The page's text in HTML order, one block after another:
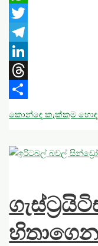
WhatsApp
Twitter
Telegram
LinkedIn
Threads
Share
කොන්ඳෙ කැක්කුම හොඳ